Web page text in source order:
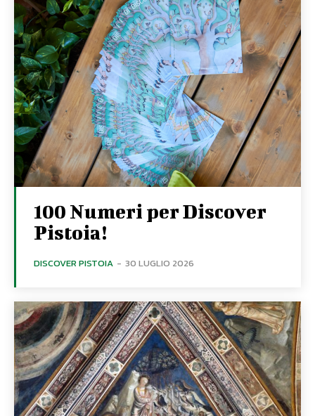
100 Numeri per Discover
Pistoia!
DISCOVER PISTOIA - 30 LUGLIO 2026